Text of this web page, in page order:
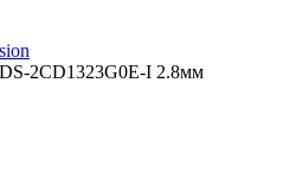
2CD1323G0E-I 2.8мм